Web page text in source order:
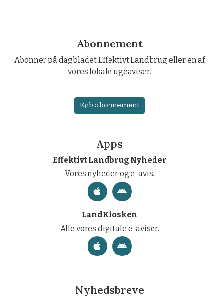
Abonnement
Abonner på dagbladet Effektivt Landbrug eller en af
vores lokale ugeaviser.
Køb abonnement
Apps
Effektivt Landbrug Nyheder
Vores nyheder og e-avis.
LandKiosken
Alle vores digitale e-aviser.
Nyhedsbreve